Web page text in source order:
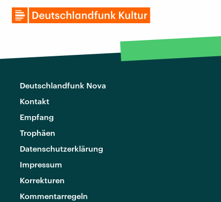
Deutschlandfunk Nova
Kontakt
Empfang
Trophäen
Datenschutzerklärung
Impressum
Korrekturen
Kommentarregeln